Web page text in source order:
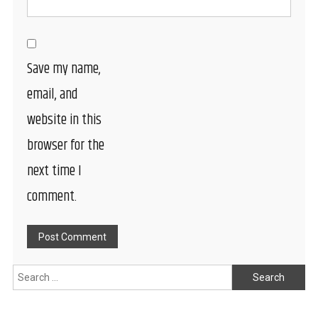
Save my name,
email, and
website in this
browser for the
next time I
comment.
Search
for: